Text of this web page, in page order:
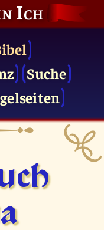
Ich
Suche